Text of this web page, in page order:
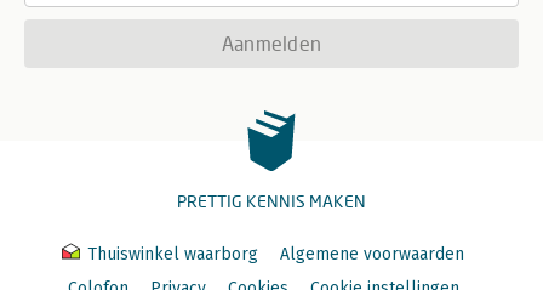
Aanmelden
PRETTIG KENNIS MAKEN
Thuiswinkel waarborg
Algemene voorwaarden